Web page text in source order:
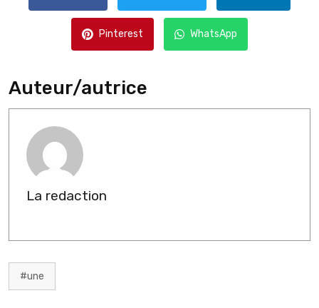
Pinterest WhatsApp
Auteur/autrice
La redaction
#une